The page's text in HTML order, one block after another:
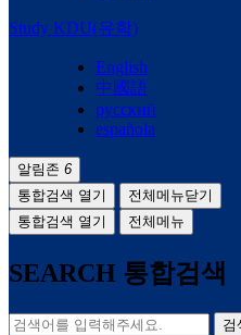
Study KDU(유학)
English
中國語
русский
española
알림존 6
통합검색 열기
전체메뉴닫기
통합검색 열기
전체메뉴
SEARCH 통합검색
검